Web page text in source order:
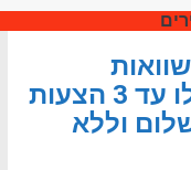
מחירים? קבלו עד 3 הצעות
וללא